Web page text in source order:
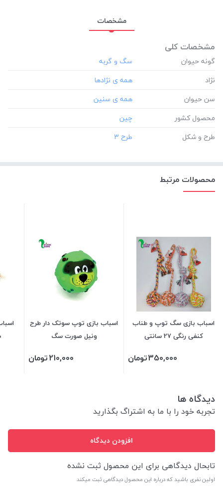
مشخصات
مشخصات کلی
گونه حیوان
نژاد
سن حیوان
محصول کشور
طرح و شکل
محصولات مرتبط
اسباب بازی سگ توپ و طناب
کنفی رنگی 27 سانتی
350,000تومان
اسباب بازی توپ سوتک دار طرح
ونیل صورت سگ
210,000تومان
دیدگاه ها
تجربه خود را با ما به اشتراگ بگذارید
افزودن دیدگاه
تابحال دیدگاهی برای این محصول ثبت نشده
اولین نفری باشید که درباره این محصول دیدگاهی ثبت میکند